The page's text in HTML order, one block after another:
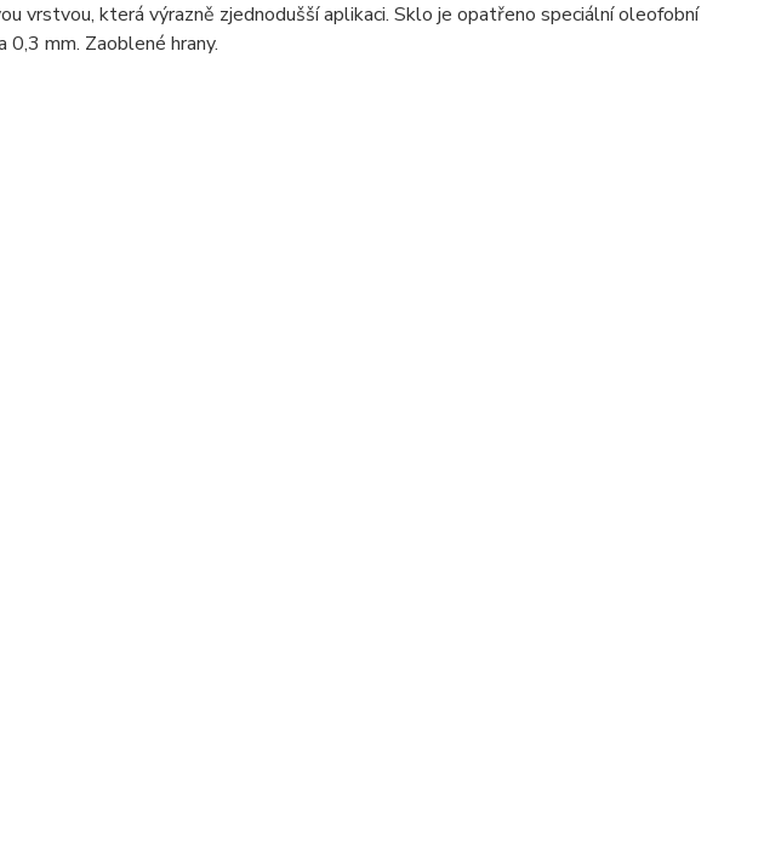
vrstvou, která výrazně zjednodušší aplikaci. Sklo je opatřeno speciální oleofobní
mm. Zaoblené hrany.